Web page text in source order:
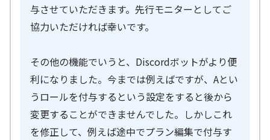
与させていただきます。先行モニターとしてご
協力いただければ幸いです。
その他の機能でいうと、Discordボットがより便
利になりました。今までは例えばですが、Aとい
うロールを付与するという設定をすると後から
変更することができませんでした。しかしこれ
を修正して、例えば途中でプラン編集で付与す